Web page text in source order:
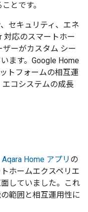
とです。
セキュリティ、エネ
対応のスマートホー
ーがカスタム シー
ます。Google Home
トフォームの相互運
コシステムの成長
Aqara Home アプリ の
ホームエクスペリエ
していました。これ
範囲と相互運用性に